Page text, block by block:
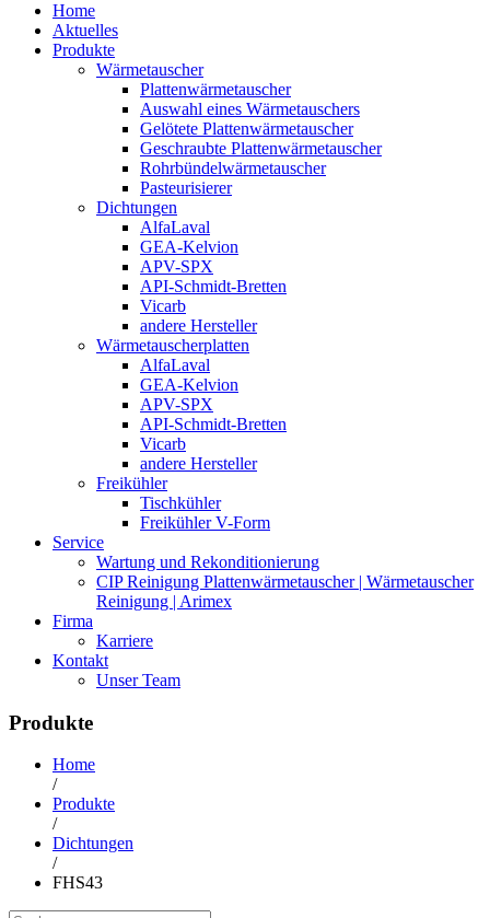
Home
Aktuelles
Produkte
Wärmetauscher
Plattenwärmetauscher
Auswahl eines Wärmetauschers
Gelötete Plattenwärmetauscher
Geschraubte Plattenwärmetauscher
Rohrbündelwärmetauscher
Pasteurisierer
Dichtungen
AlfaLaval
GEA-Kelvion
APV-SPX
API-Schmidt-Bretten
Vicarb
andere Hersteller
Wärmetauscherplatten
AlfaLaval
GEA-Kelvion
APV-SPX
API-Schmidt-Bretten
Vicarb
andere Hersteller
Freikühler
Tischkühler
Freikühler V-Form
Service
Wartung und Rekonditionierung
CIP Reinigung Plattenwärmetauscher | Wärmetauscher
Reinigung | Arimex
Firma
Karriere
Kontakt
Unser Team
Produkte
Home
/
Produkte
/
Dichtungen
/
FHS43